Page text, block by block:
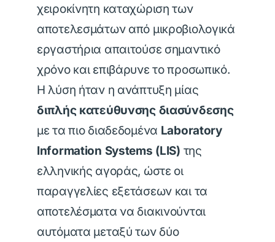
χειροκίνητη καταχώριση των
αποτελεσμάτων από μικροβιολογικά
εργαστήρια απαιτούσε σημαντικό
χρόνο και επιβάρυνε το προσωπικό.
Η λύση ήταν η ανάπτυξη μίας
διπλής κατεύθυνσης διασύνδεσης
με τα πιο διαδεδομένα Laboratory
Information Systems (LIS) της
ελληνικής αγοράς, ώστε οι
παραγγελίες εξετάσεων και τα
αποτελέσματα να διακινούνται
αυτόματα μεταξύ των δύο